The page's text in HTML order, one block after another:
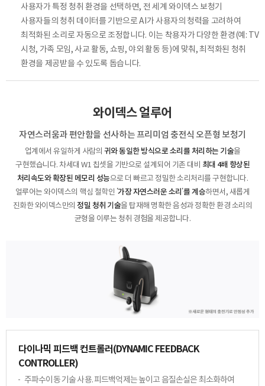
사용자가 특정 청취 환경을 선택하면, 전 세계 와이덱스 보청기
사용자들의 청취 데이터를 기반으로 AI가 사용자의 청력을 고려하여
최적화된 소리로 자동으로 조정합니다. 이는 착용자가 다양한 환경(예: TV
시청, 가족 모임, 사교 활동, 쇼핑, 야외 활동 등)에 맞춰, 최적화된 청취
환경을 제공받을 수 있도록 돕습니다.
와이덱스 얼루어
자연스러움과 편안함을 선사하는 프리미엄 충전식 오픈형 보청기
업계에서 유일하게 사람의 귀와 동일한 방식으로 소리를 처리하는 기술을
구현했습니다. 차세대 W1 칩셋을 기반으로 설계되어 기존 대비 최대 4배 향상된
처리속도와 확장된 메모리 성능으로 더 빠르고 정밀한 소리처리를 구현합니다.
얼루어는 와이덱스의 핵심 철학인 ‘가장 자연스러운 소리’를 계승하면서, 새롭게
진화한 와이덱스만의정밀 청취 기술을 탑재해 명확한 음성과 정확한 환경 소리의
균형을 이루는 청취 경험을 제공합니다.
다이나믹 피드백 컨트롤러 (DYNAMIC FEEDBACK
CONTROLLER)
주파수이동 기술 사용. 피드백억제는 높이고음질손실은 최소화하여